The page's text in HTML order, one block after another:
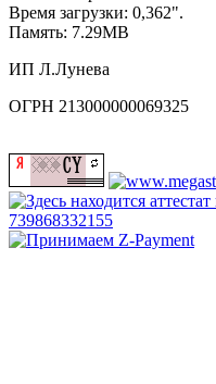
Время загрузки: 0,362".
Память: 7.29MB
ИП Л.Лунева
ОГРН 213000000069325